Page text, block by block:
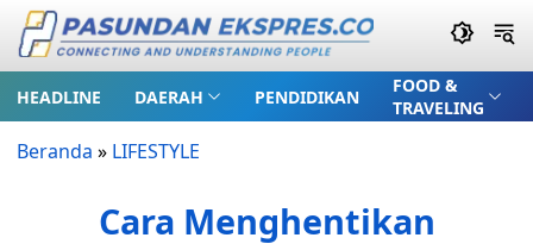
HEADLINE DAERAH PENDIDIKAN
FOOD &
TRAVELING
Beranda » LIFESTYLE
Cara Menghentikan